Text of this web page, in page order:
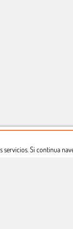
estamos
Si continua